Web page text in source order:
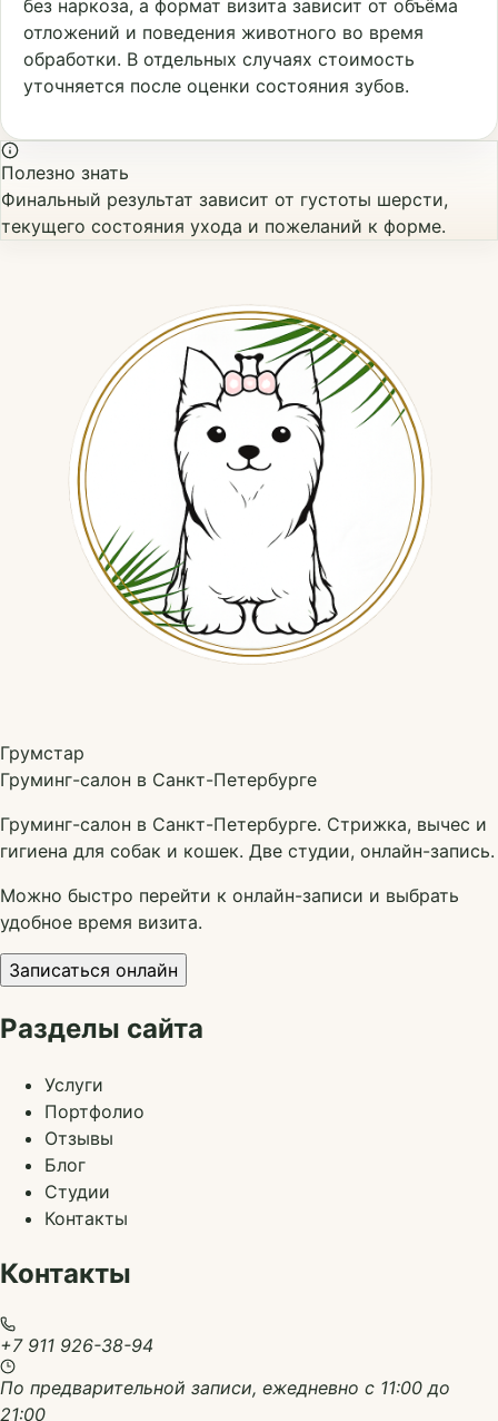
без наркоза, а формат визита зависит от объёма
отложений и поведения животного во время
обработки. В отдельных случаях стоимость
уточняется после оценки состояния зубов.
Полезно знать
Финальный результат зависит от густоты шерсти,
текущего состояния ухода и пожеланий к форме.
Грумстар
Груминг-салон в Санкт-Петербурге
Груминг-салон в Санкт-Петербурге. Стрижка, вычес и
гигиена для собак и кошек. Две студии, онлайн-запись.
Можно быстро перейти к онлайн-записи и выбрать
удобное время визита.
Записаться онлайн
Разделы сайта
Услуги
Портфолио
Отзывы
Блог
Студии
Контакты
Контакты
+7 911 926-38-94
По предварительной записи, ежедневно с 11:00 до
21:00